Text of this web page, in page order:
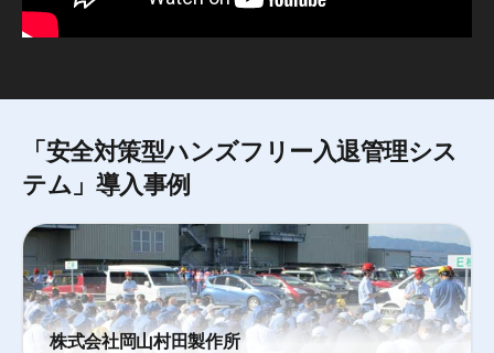
「安全対策型ハンズフリー入退管理シス
テム」導入事例
株式会社岡山村田製作所